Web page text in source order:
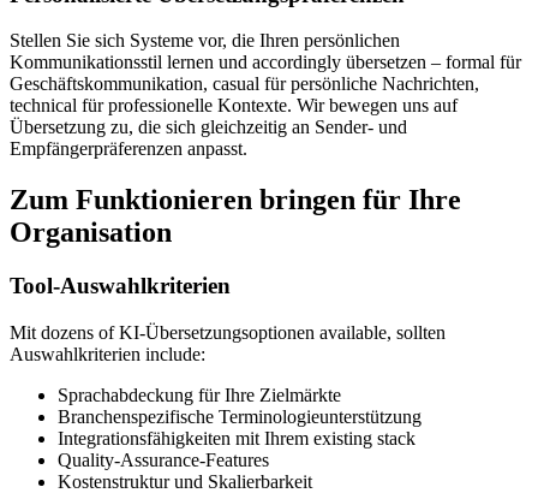
Stellen Sie sich Systeme vor, die Ihren persönlichen
Kommunikationsstil lernen und accordingly übersetzen – formal für
Geschäftskommunikation, casual für persönliche Nachrichten,
technical für professionelle Kontexte. Wir bewegen uns auf
Übersetzung zu, die sich gleichzeitig an Sender- und
Empfängerpräferenzen anpasst.
Zum Funktionieren bringen für Ihre
Organisation
Tool-Auswahlkriterien
Mit dozens of KI-Übersetzungsoptionen available, sollten
Auswahlkriterien include:
Sprachabdeckung für Ihre Zielmärkte
Branchenspezifische Terminologieunterstützung
Integrationsfähigkeiten mit Ihrem existing stack
Quality-Assurance-Features
Kostenstruktur und Skalierbarkeit